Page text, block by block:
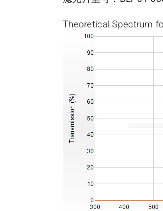
Theoretical Spectrum